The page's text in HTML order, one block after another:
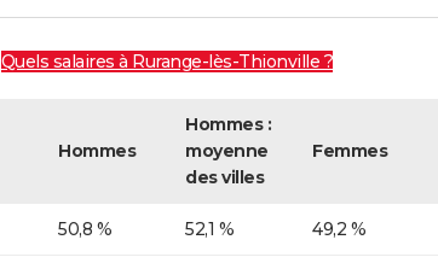
Quels salaires à Rurange-lès-Thionville ?
Hommes
Hommes :
moyenne
des villes
Femmes
50,8 % 52,1 % 49,2 %